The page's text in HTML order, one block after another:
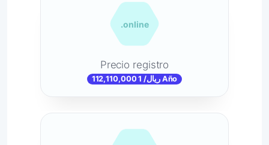
.online
Precio registro
112,110,000 ریال/ 1 Año